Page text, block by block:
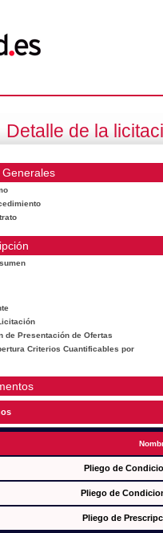
Detalle de la
Generales
de Presentación de Ofertas
Criterios Cuantificables por
Pliego de
Pliego de
Pliego de